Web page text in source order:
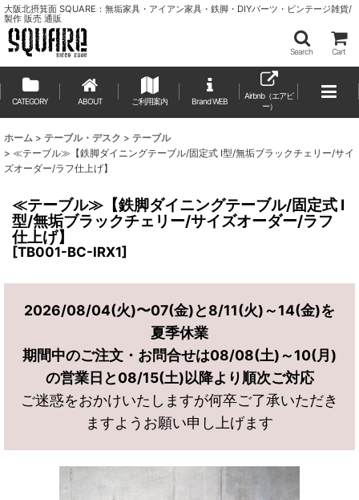
大阪北摂箕面 SQUARE：無垢家具・アイアン家具・鉄脚・DIYパーツ・ビンテージ雑貨/
製作 販売 通販
Search Cart
CATEGORY ABOUT ご利用案内
Airbnb（エアビ
ー）
ホーム > テーブル・デスク > テーブル
> ≪テーブル≫【鉄脚ダイニングテーブル/固定式 I型/無垢ブラックチェリー/サイ
ズオーダー/ラフ仕上げ】
≪テーブル≫【鉄脚ダイニングテーブル/固定式 I
型/無垢ブラックチェリー/サイズオーダー/ラフ
仕上げ】
[TB001-BC-IRX1]
2026/08/04(火)〜07(金)と8/11(火)～14(金)を
夏季休業
期間中のご注文・お問合せは08/08(土)～10(月)
の営業日と08/15(土)以降より順次ご対応
ご迷惑をおかけいたしますが何卒ご了承いただき
ますようお願い申し上げます